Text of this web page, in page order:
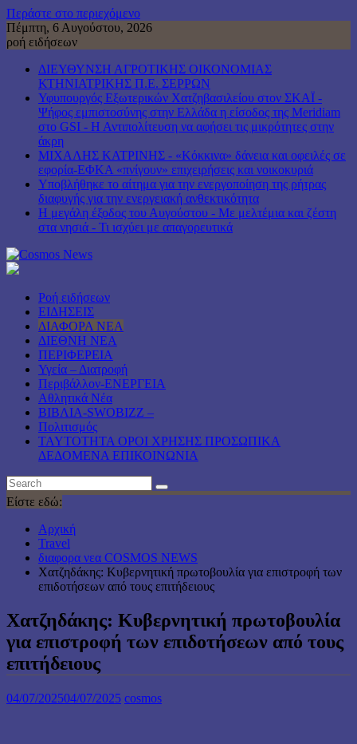
Περάστε στο περιεχόμενο
Πέμπτη, 6 Αυγούστου, 2026
ροή ειδήσεων
ΔΙΕΥΘΥΝΣΗ ΑΓΡΟΤΙΚΗΣ ΟΙΚΟΝΟΜΙΑΣ
ΚΤΗΝΙΑΤΡΙΚΗΣ Π.Ε. ΣΕΡΡΩΝ
Υφυπουργός Εξωτερικών Χατζηβασιλείου στον ΣΚΑΪ -
Ψήφος εμπιστοσύνης στην Ελλάδα η είσοδος της Meridiam
στο GSI - Η Αντιπολίτευση να αφήσει τις μικρότητες στην
άκρη
ΜΙΧΑΛΗΣ ΚΑΤΡΙΝΗΣ - «Κόκκινα» δάνεια και οφειλές σε
εφορία-ΕΦΚΑ «πνίγουν» επιχειρήσεις και νοικοκυριά
Υποβλήθηκε το αίτημα για την ενεργοποίηση της ρήτρας
διαφυγής για την ενεργειακή ανθεκτικότητα
Η μεγάλη έξοδος του Αυγούστου - Με μελτέμια και ζέστη
στα νησιά - Τι ισχύει με απαγορευτικά
Ροή ειδήσεων
ΕΙΔΗΣΕΙΣ
ΔΙΑΦΟΡΑ ΝΕΑ
ΔΙΕΘΝΗ ΝΕΑ
ΠΕΡΙΦΕΡΕΙΑ
Υγεία – Διατροφή
Περιβάλλον-ΕΝΕΡΓΕΙΑ
Αθλητικά Νέα
ΒΙΒΛΙΑ-SWOBIZZ –
Πολιτισμός
TAYTOTHTA ΟΡΟΙ ΧΡΗΣΗΣ ΠΡΟΣΩΠΙΚΑ
ΔΕΔΟΜΕΝΑ ΕΠΙΚΟΙΝΩΝΙΑ
Είστε εδώ:
Αρχική
Travel
διαφορα νεα COSMOS NEWS
Χατζηδάκης: Κυβερνητική πρωτοβουλία για επιστροφή των
επιδοτήσεων από τους επιτήδειους
Χατζηδάκης: Κυβερνητική πρωτοβουλία
για επιστροφή των επιδοτήσεων από τους
επιτήδειους
04/07/202504/07/2025 cosmos